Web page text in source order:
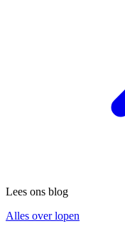
Lees ons blog
Alles over lopen